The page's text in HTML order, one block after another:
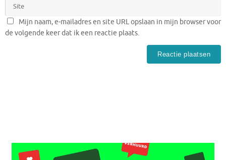
Mijn naam, e-mailadres en site URL opslaan in mijn browser voor
de volgende keer dat ik een reactie plaats.